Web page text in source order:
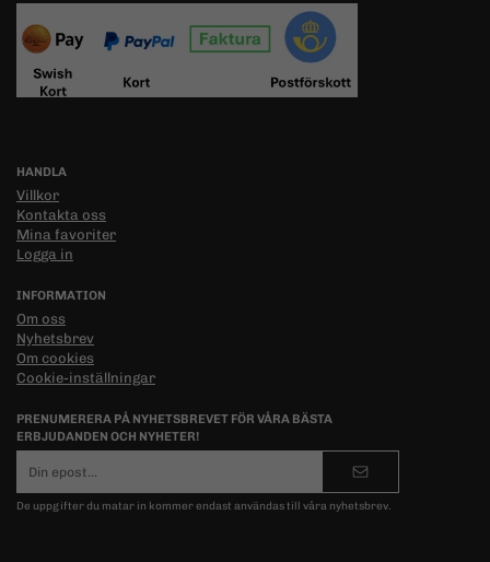
HANDLA
Villkor
Kontakta oss
Mina favoriter
Logga in
INFORMATION
Om oss
Nyhetsbrev
Om cookies
Cookie-inställningar
PRENUMERERA PÅ NYHETSBREVET FÖR VÅRA BÄSTA
ERBJUDANDEN OCH NYHETER!
postadress
De uppgifter du matar in kommer endast användas till våra nyhetsbrev.